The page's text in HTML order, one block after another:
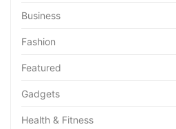
Business
Fashion
Featured
Gadgets
Health & Fitness